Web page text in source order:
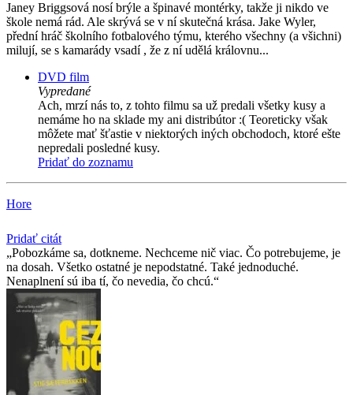
Janey Briggsová nosí brýle a špinavé montérky, takže ji nikdo ve
škole nemá rád. Ale skrývá se v ní skutečná krása. Jake Wyler,
přední hráč školního fotbalového týmu, kterého všechny (a všichni)
milují, se s kamarády vsadí , že z ní udělá královnu...
DVD film
Vypredané
Ach, mrzí nás to, z tohto filmu sa už predali všetky kusy a
nemáme ho na sklade my ani distribútor :( Teoreticky však
môžete mať šťastie v niektorých iných obchodoch, ktoré ešte
nepredali posledné kusy.
Pridať do zoznamu
Hore
Pridať citát
Pobozkáme sa, dotkneme. Nechceme nič viac. Čo potrebujeme, je
na dosah. Všetko ostatné je nepodstatné. Také jednoduché.
Nenaplnení sú iba tí, čo nevedia, čo chcú.